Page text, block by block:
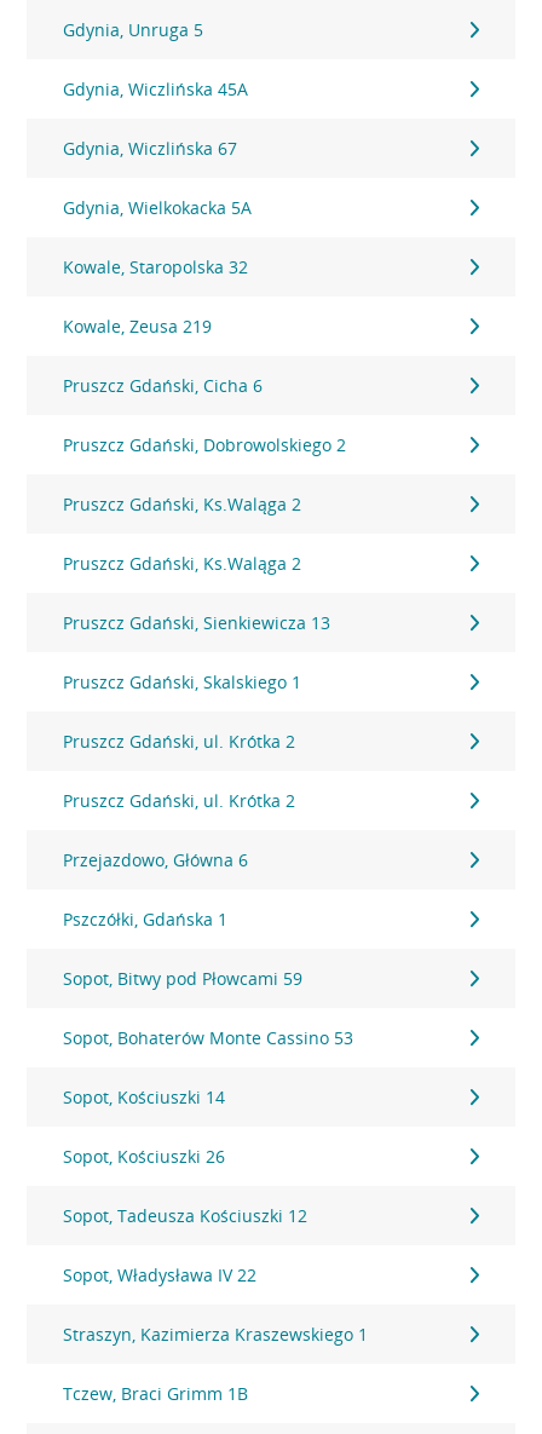
Gdynia, Unruga 5
Gdynia, Wiczlińska 45A
Gdynia, Wiczlińska 67
Gdynia, Wielkokacka 5A
Kowale, Staropolska 32
Kowale, Zeusa 219
Pruszcz Gdański, Cicha 6
Pruszcz Gdański, Dobrowolskiego 2
Pruszcz Gdański, Ks.Waląga 2
Pruszcz Gdański, Ks.Waląga 2
Pruszcz Gdański, Sienkiewicza 13
Pruszcz Gdański, Skalskiego 1
Pruszcz Gdański, ul. Krótka 2
Pruszcz Gdański, ul. Krótka 2
Przejazdowo, Główna 6
Pszczółki, Gdańska 1
Sopot, Bitwy pod Płowcami 59
Sopot, Bohaterów Monte Cassino 53
Sopot, Kościuszki 14
Sopot, Kościuszki 26
Sopot, Tadeusza Kościuszki 12
Sopot, Władysława IV 22
Straszyn, Kazimierza Kraszewskiego 1
Tczew, Braci Grimm 1B